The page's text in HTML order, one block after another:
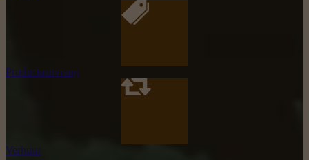
Productaanvraag
Verhuur